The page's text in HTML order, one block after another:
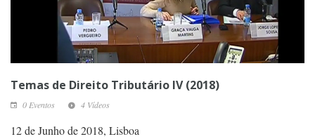
Temas de Direito Tributário IV (2018)
0 Eventos 4 Vídeos
12 de Junho de 2018, Lisboa